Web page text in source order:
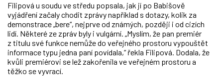
Filipová u soudu ve středu popsala, jak jí po Babišově
vyjádření začaly chodit zprávy například s dotazy, kolik za
demonstrace „bere“, nejprve od známých, později i od cizích
lidí. Některé ze zpráv byly i vulgární. „Myslím, že pan premiér
z titulu své funkce nemůže do veřejného prostoru vypouštět
informace typu jedna paní povídala,“ řekla Filipová. Dodala, že
kvůli premiérovi se lež zakořenila ve veřejném prostoru a
těžko se vyvrací.